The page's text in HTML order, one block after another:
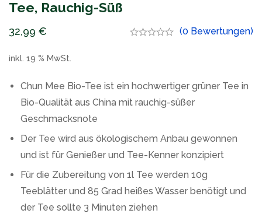
Tee, Rauchig-Süß
32,99 € (0 Bewertungen)
inkl. 19 % MwSt.
Chun Mee Bio-Tee ist ein hochwertiger grüner Tee in
Bio-Qualität aus China mit rauchig-süßer
Geschmacksnote
Der Tee wird aus ökologischem Anbau gewonnen
und ist für Genießer und Tee-Kenner konzipiert
Für die Zubereitung von 1l Tee werden 10g
Teeblätter und 85 Grad heißes Wasser benötigt und
der Tee sollte 3 Minuten ziehen